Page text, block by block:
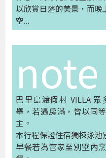
以欣賞日落的美景，而
空...
note
巴里島渡假村 VILLA
舉，若遇房滿，皆以同
主。
本行程保證住宿獨棟泳池
早餐若為管家至別墅內